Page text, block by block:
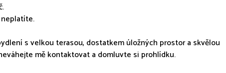
s velkou terasou, dostatkem úložných prostor a skvělou
mě kontaktovat a domluvte si prohlídku.